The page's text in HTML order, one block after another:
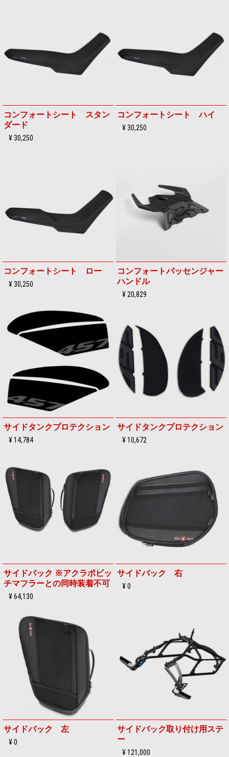
コンフォートシート スタン
ダード
¥ 30,250
コンフォートシート ハイ
¥ 30,250
コンフォートシート ロー
¥ 30,250
コンフォートパッセンジャー
ハンドル
¥ 20,829
サイドタンクプロテクション
¥ 14,784
サイドタンクプロテクション
¥ 10,672
サイドバック ※アクラポビッ
チマフラーとの同時装着不可
¥ 64,130
サイドバック 右
¥ 0
サイドバック 左
¥ 0
サイドバック取り付け用ステ
ー
¥ 121,000